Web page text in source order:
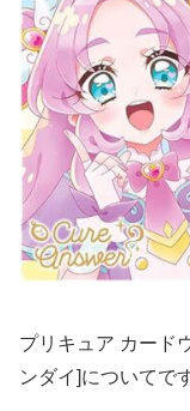
プリキュア カード
ンダイ]についてで